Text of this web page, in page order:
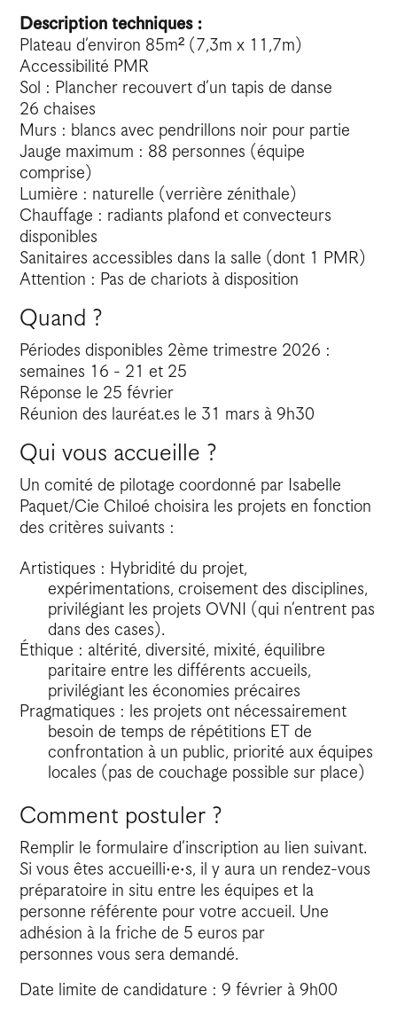
Description techniques :
Plateau d’environ 85m² (7,3m x 11,7m)
Accessibilité PMR
Sol : Plancher recouvert d’un tapis de danse
26 chaises
Murs : blancs avec pendrillons noir pour partie
Jauge maximum : 88 personnes (équipe
comprise)
Lumière : naturelle (verrière zénithale)
Chauffage : radiants plafond et convecteurs
disponibles
Sanitaires accessibles dans la salle (dont 1 PMR)
Attention : Pas de chariots à disposition
Quand ?
Périodes disponibles 2ème trimestre 2026 :
semaines 16 - 21 et 25
Réponse le 25 février
Réunion des lauréat.es le 31 mars à 9h30
Qui vous accueille ?
Un comité de pilotage coordonné par Isabelle
Paquet/Cie Chiloé choisira les projets en fonction
des critères suivants :
Artistiques : Hybridité du projet,
expérimentations, croisement des disciplines,
privilégiant les projets OVNI (qui n’entrent pas
dans des cases).
Éthique : altérité, diversité, mixité, équilibre
paritaire entre les différents accueils,
privilégiant les économies précaires
Pragmatiques : les projets ont nécessairement
besoin de temps de répétitions ET de
confrontation à un public, priorité aux équipes
locales (pas de couchage possible sur place)
Comment postuler ?
Remplir le formulaire d’inscription au lien suivant.
Si vous êtes accueilli·e·s, il y aura un rendez-vous
préparatoire in situ entre les équipes et la
personne référente pour votre accueil. Une
adhésion à la friche de 5 euros par
personnes vous sera demandé.
Date limite de candidature : 9 février à 9h00